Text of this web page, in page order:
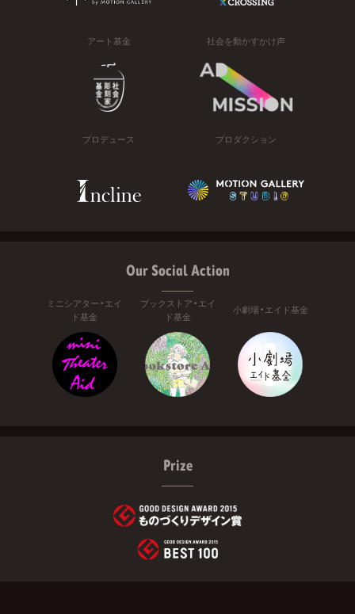
アート基金 社会を動かすかけ声
プロデュース プロダクション
Our Social Action
ミニシアター・エイ
ド基金
ブックストア・エイ
ド基金
小劇場・エイド基金
Prize